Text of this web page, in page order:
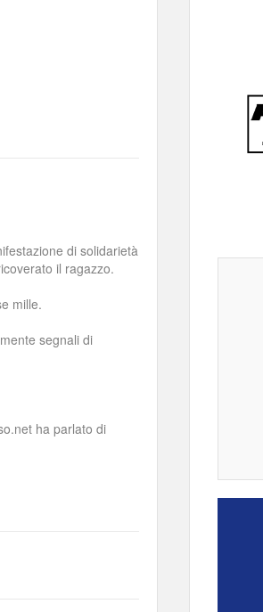
di solidarietà
il ragazzo.
mille.
segnali di
ha parlato di